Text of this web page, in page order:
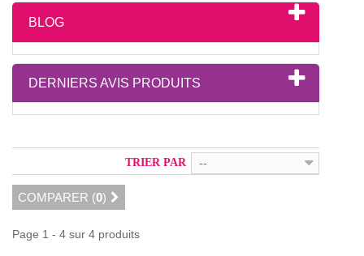
BLOG
DERNIERS AVIS PRODUITS
TRIER PAR --
COMPARER (0)
Page 1 - 4 sur 4 produits